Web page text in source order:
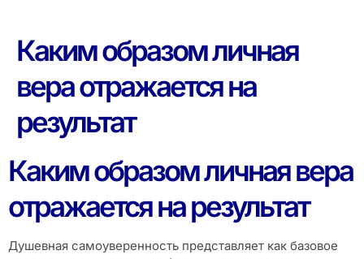
Каким образом личная
вера отражается на
результат
Каким образом личная вера
отражается на результат
Душевная самоуверенность представляет как базовое